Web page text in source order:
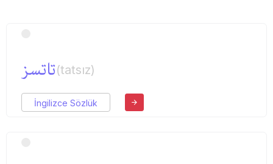
تاتسز(tatsız)
İngilizce Sözlük